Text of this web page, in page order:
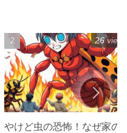
やけど虫の恐怖！なぜ家の
26